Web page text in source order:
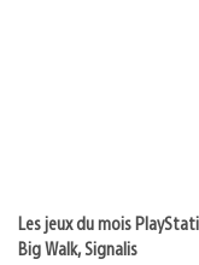
Les jeux du mois
Big Walk, Signalis